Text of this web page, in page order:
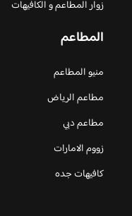
زوار المطاعم و الكافيهات
المطاعم
منيو المطاعم
مطاعم الرياض
مطاعم دبي
زووم الامارات
كافيهات جده